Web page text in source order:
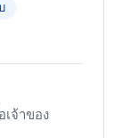
จ้าของ